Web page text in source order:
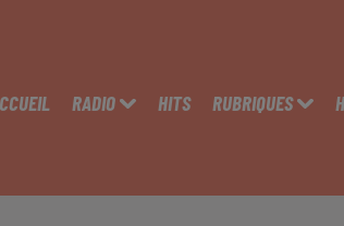
RADIO HITS RUBRIQUES